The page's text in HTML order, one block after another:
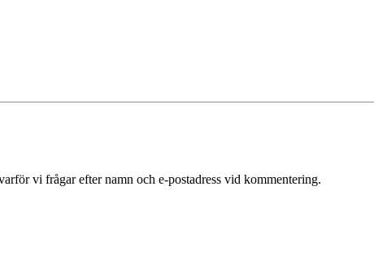
vi frågar efter namn och e-postadress vid kommentering.